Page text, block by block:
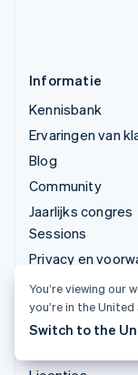
Informatie
Kennisbank
Ervaringen van
Blog
Community
Jaarlijks congres
Sessions
Privacy en
Ondernemingen
verboden zijn en
waarvoor
You’re viewing our
you’re in the United
Switch to the